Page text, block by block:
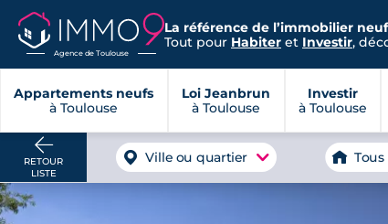
Agence de Toulouse
La référence de l’immobilier
Tout pour Habiter et Investir,
Appartements neufs
à Toulouse
Loi Jeanbrun
à Toulouse
Investir
à Toulouse
RETOUR
LISTE
Ville ou quartier Tous